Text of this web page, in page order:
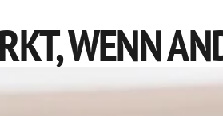
WENN